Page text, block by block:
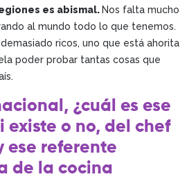
es abismal. Nos falta mucho
al mundo todo lo que tenemos.
ricos, uno que está ahorita
poder probar tantas cosas que
¿cuál es ese
existe o no, del chef
ese referente
de la cocina